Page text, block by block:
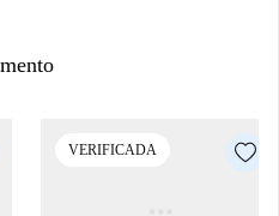
VERIFICADA